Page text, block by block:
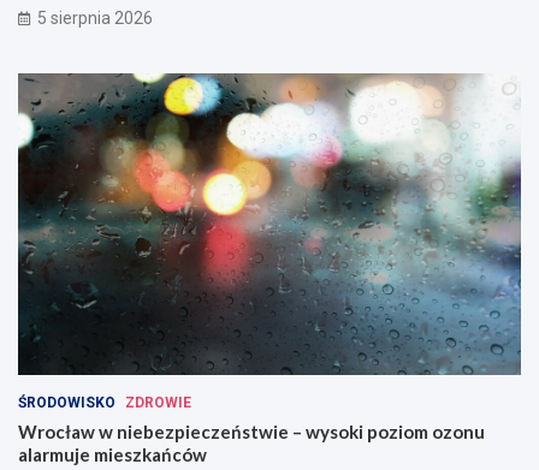
5 sierpnia 2026
ŚRODOWISKO ZDROWIE
Wrocław w niebezpieczeństwie – wysoki poziom ozonu
alarmuje mieszkańców